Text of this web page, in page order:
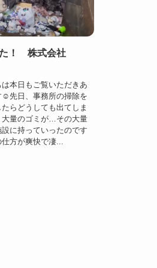
！ 株式会社
本日もご覧いただきあ
☺先日、事務所の掃除を
らどうしても出てしま
大量のゴミが…その大量
に持っていったのです
方が爽快で凄...